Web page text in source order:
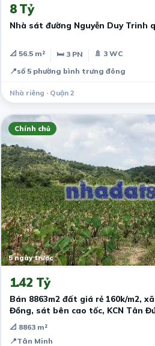
8 Tỷ
Nhà sát đường Nguyễn Duy Trinh
📐 56.5 m² 🛏 3 PN
🚿 3 WC
📍số 5 phường bình trưng đông
Nhà riêng · Quận 2
Chính chủ
5 ngày trước
1.42 Tỷ
Bán 8863m2 đất giá rẻ 160k/m2,
Đồng, sát bên cao tốc, KCN Tân
📐 8863 m²
📍Tân Minh